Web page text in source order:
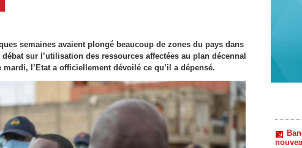
semaines avaient plongé beaucoup de zones du pays dans
sur l’utilisation des ressources affectées au plan décennal
l’Etat a officiellement dévoilé ce qu’il a dépensé.